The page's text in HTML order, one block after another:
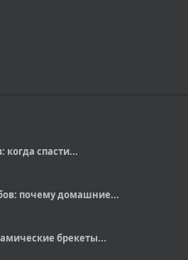
когда спасти...
почему домашние...
брекеты...